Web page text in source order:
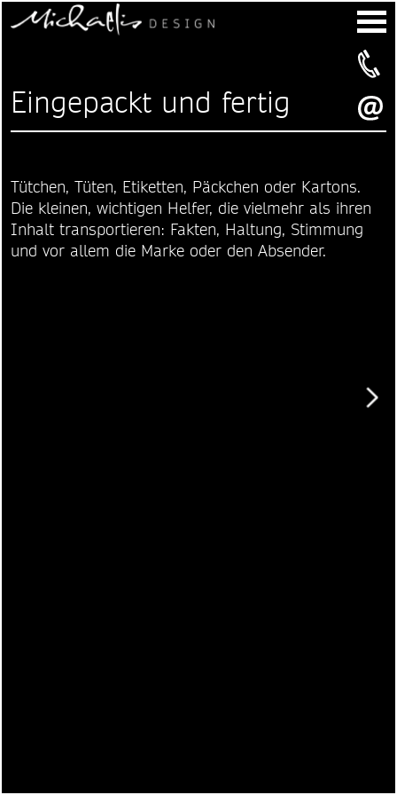
Eingepackt und fertig
Tütchen, Tüten, Etiketten, Päckchen oder Kartons.
Die kleinen, wichtigen Helfer, die vielmehr als ihren
Inhalt transportieren: Fakten, Haltung, Stimmung
und vor allem die Marke oder den Absender.
Weiter